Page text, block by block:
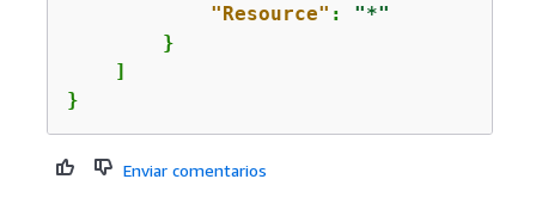
"Resource" : "*"
        }
    ]
}
Enviar comentarios